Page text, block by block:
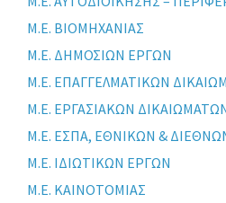
Μ.Ε. ΒΙΟΜΗΧΑΝΙΑΣ
Μ.Ε. ΔΗΜΟΣΙΩΝ ΕΡΓΩΝ
Μ.Ε. ΕΠΑΓΓΕΛΜΑΤΙΚΩΝ
Μ.Ε. ΕΡΓΑΣΙΑΚΩΝ
Μ.Ε. ΕΣΠΑ, ΕΘΝΙΚΩΝ &
Μ.Ε. ΙΔΙΩΤΙΚΩΝ ΕΡΓΩΝ
Μ.Ε. ΚΑΙΝΟΤΟΜΙΑΣ